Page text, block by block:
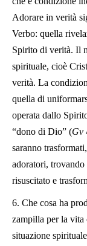
Adorare in verità
Verbo: quella
Spirito di verità. Il
spirituale, cioè
verità. La
quella di
operata dallo
“dono di Dio” (Gv
saranno
adoratori,
risuscitato e
6. Che cosa ha
zampilla per la vita
situazione